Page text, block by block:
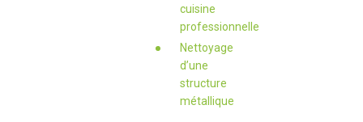
cuisine
professionnelle
Nettoyage
d’une
structure
métallique